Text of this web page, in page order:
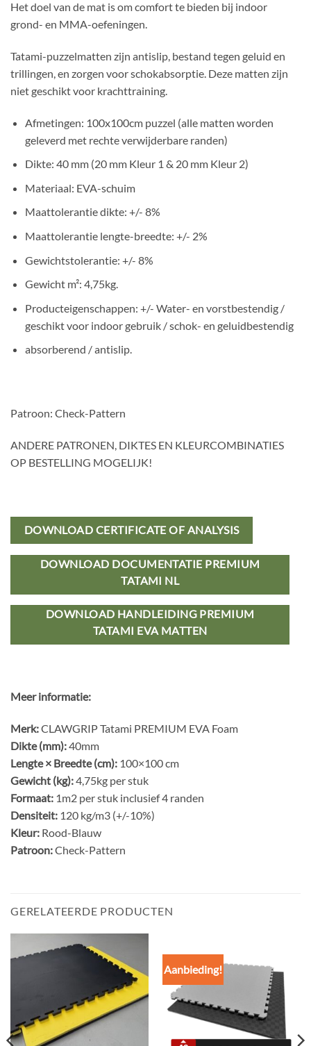
Het doel van de mat is om comfort te bieden bij indoor
grond- en MMA-oefeningen.
Tatami-puzzelmatten zijn antislip, bestand tegen geluid en
trillingen, en zorgen voor schokabsorptie. Deze matten zijn
niet geschikt voor krachttraining.
Afmetingen: 100x100cm puzzel (alle matten worden
geleverd met rechte verwijderbare randen)
Dikte: 40 mm (20 mm Kleur 1 & 20 mm Kleur 2)
Materiaal: EVA-schuim
Maattolerantie dikte: +/- 8%
Maattolerantie lengte-breedte: +/- 2%
Gewichtstolerantie: +/- 8%
Gewicht m²: 4,75kg.
Producteigenschappen: +/- Water- en vorstbestendig /
geschikt voor indoor gebruik / schok- en geluidbestendig
absorberend / antislip.
Patroon: Check-Pattern
ANDERE PATRONEN, DIKTES EN KLEURCOMBINATIES
OP BESTELLING MOGELIJK!
DOWNLOAD CERTIFICATE OF ANALYSIS
DOWNLOAD DOCUMENTATIE PREMIUM
TATAMI NL
DOWNLOAD HANDLEIDING PREMIUM
TATAMI EVA MATTEN
Meer informatie:
Merk:CLAWGRIP Tatami PREMIUM EVA Foam
Dikte (mm):40mm
Lengte × Breedte (cm): 100×100 cm
Gewicht (kg):4,75kg per stuk
Formaat: 1m2 per stuk inclusief 4 randen
Densiteit: 120 kg/m3 (+/-10%)
Kleur: Rood-Blauw
Patroon:Check-Pattern
GERELATEERDE PRODUCTEN
Aanbieding!